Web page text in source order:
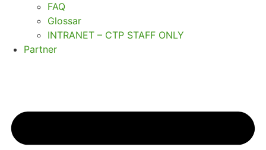
FAQ
Glossar
INTRANET – CTP STAFF ONLY
Partner